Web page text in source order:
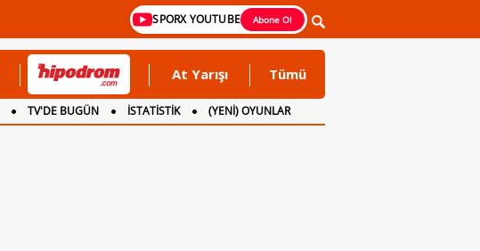
SPORX YOUTUBE Abone Ol
At Yarışı Tümü
TV'DE BUGÜN İSTATİSTİK
(YENİ) OYUNLAR